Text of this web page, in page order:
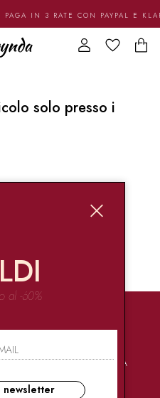
IN 3 RATE CON PAYPAL E
solo presso i
ASSISTENZA
al -60%
newsletter